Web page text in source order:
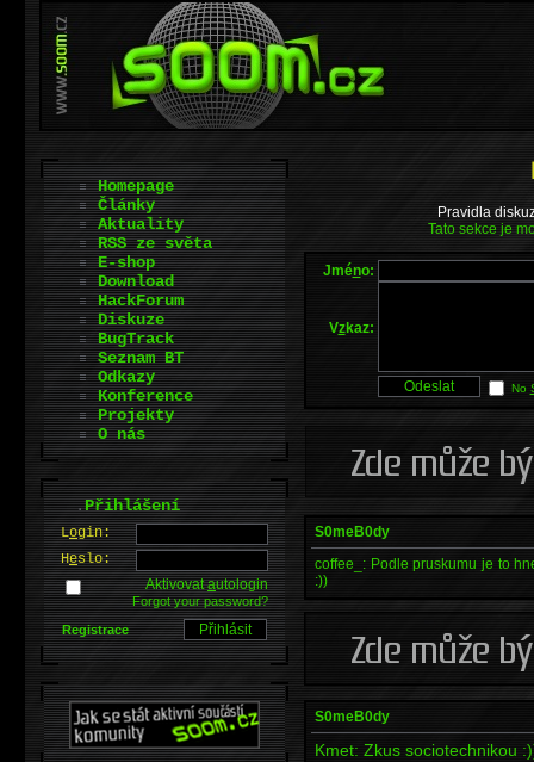
Pravidla
Tato sekce je
Jméno:
Vzkaz:
No
S0meB0dy
coffee_: Podle pruskumu je to
:))
S0meB0dy
Kmet: Zkus sociotechnikou
Homepage
Články
Aktuality
RSS ze světa
E-shop
Download
HackForum
Diskuze
BugTrack
Seznam BT
Odkazy
Konference
Projekty
O nás
.Přihlášení
Login:
Heslo:
Aktivovatautologin
Forgot your password?
Registrace